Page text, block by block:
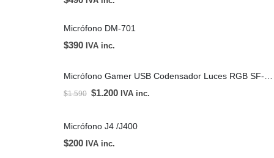
Micrófono DM-701
$390 IVA inc.
$1.590 $1.200 IVA inc.
Micrófono J4 /J400
$200 IVA inc.